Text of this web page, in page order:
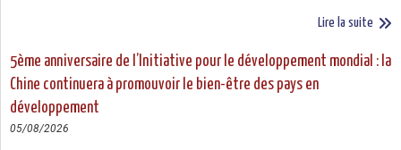
Lire la suite
5ème anniversaire de l’Initiative pour le développement mondial : la
Chine continuera à promouvoir le bien-être des pays en
développement
05/08/2026